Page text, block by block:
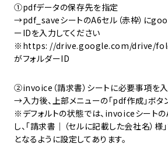
①pdfデータの保存先を指定
→pdf_saveシートのA6セル（赤枠）に
ーIDを入力してください
※https: //drive.google.com/drive/
がフォルダーID
②invoice（請求書）シートに必要事項を
→入力後、上部メニューの「pdf作成」ボタ
※デフォルトの状態では、invoiceシート
し、「請求書｜（セルに記載した会社名）
となるように設定してあります。